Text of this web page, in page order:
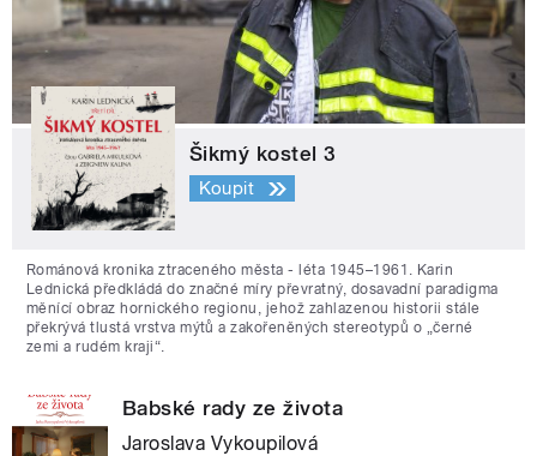
Šikmý kostel 3
Koupit
Románová kronika ztraceného města - léta 1945–1961. Karin
Lednická předkládá do značné míry převratný, dosavadní paradigma
měnící obraz hornického regionu, jehož zahlazenou historii stále
překrývá tlustá vrstva mýtů a zakořeněných stereotypů o „černé
zemi a rudém kraji“.
Babské rady ze života
Jaroslava Vykoupilová